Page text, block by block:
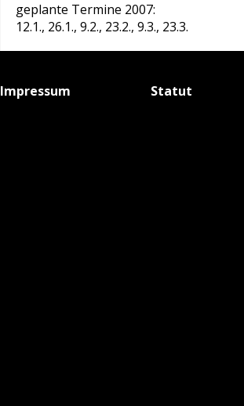
geplante Termine 2007:
12.1., 26.1., 9.2., 23.2., 9.3., 23.3.
Impressum Statut